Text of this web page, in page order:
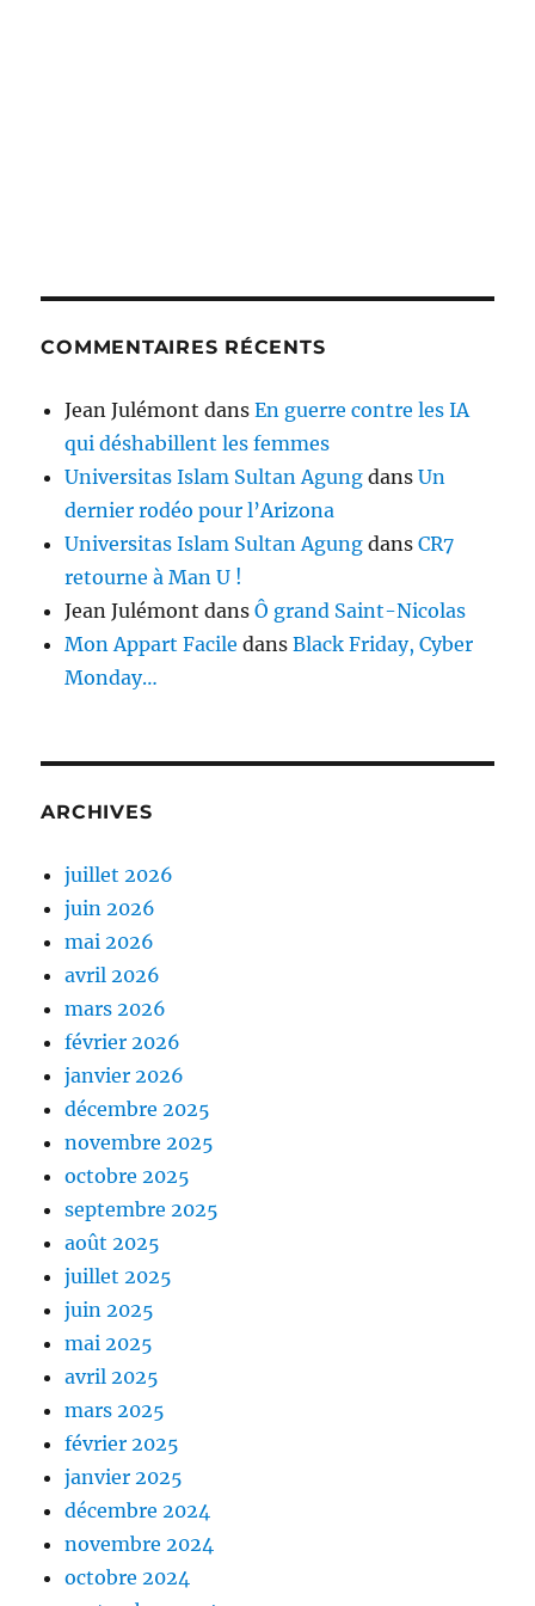
COMMENTAIRES RÉCENTS
Jean Julémont dansEn guerre contre les IA
qui déshabillent les femmes
Universitas Islam Sultan Agung dansUn
dernier rodéo pour l’Arizona
Universitas Islam Sultan Agung dansCR7
retourne à Man U !
Jean Julémont dansÔ grand Saint-Nicolas
Mon Appart Facile dansBlack Friday, Cyber
Monday…
ARCHIVES
juillet 2026
juin 2026
mai 2026
avril 2026
mars 2026
février 2026
janvier 2026
décembre 2025
novembre 2025
octobre 2025
septembre 2025
août 2025
juillet 2025
juin 2025
mai 2025
avril 2025
mars 2025
février 2025
janvier 2025
décembre 2024
novembre 2024
octobre 2024